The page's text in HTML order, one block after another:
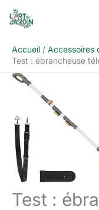
Aller
Accueil
Accessoires
Test : ébrancheuse
Test :
Rechercher